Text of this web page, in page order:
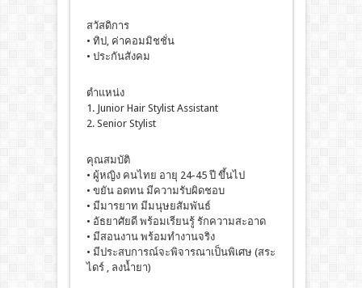
สวัสดิการ
• ทิป, ค่าคอมมิชชั่น
• ประกันสังคม
ตำแหน่ง
1. Junior Hair Stylist Assistant
2. Senior Stylist
คุณสมบัติ
• ผู้หญิง คนไทย อายุ 24-45 ปี ขึ้นไป
• ขยัน อดทน มีความรับผิดชอบ
• มีมารยาท มีมนุษยสัมพันธ์
• อัธยาศัยดี พร้อมเรียนรู้ รักความสะอาด
• มีสอนงาน พร้อมทำงานจริง
• มีประสบการณ์จะพิจารณาเป็นพิเศษ (สระ
ไดร์ , ลงน้ำยา)